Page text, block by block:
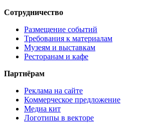
Сотрудничество
Размещение событий
Требования к материалам
Музеям и выставкам
Ресторанам и кафе
Партнёрам
Реклама на сайте
Коммерческое предложение
Медиа кит
Логотипы в векторе